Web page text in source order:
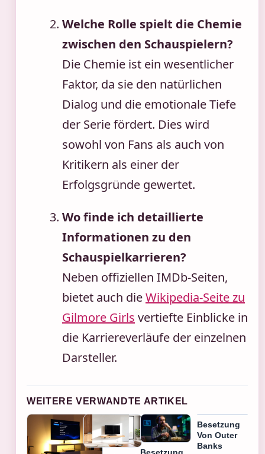
Welche Rolle spielt die Chemie
zwischen den Schauspielern?
Die Chemie ist ein wesentlicher
Faktor, da sie den natürlichen
Dialog und die emotionale Tiefe
der Serie fördert. Dies wird
sowohl von Fans als auch von
Kritikern als einer der
Erfolgsgründe gewertet.
Wo finde ich detaillierte
Informationen zu den
Schauspielkarrieren?
Neben offiziellen IMDb-Seiten,
bietet auch dieWikipedia-Seite zu
Gilmore Girls vertiefte Einblicke in
die Karriereverläufe der einzelnen
Darsteller.
WEITERE VERWANDTE ARTIKEL
Besetzung
Von Outer
Banks